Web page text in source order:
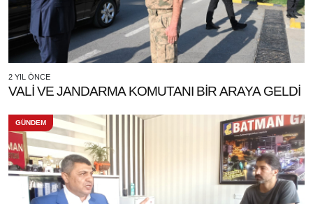
2 YIL ÖNCE
VALİ VE JANDARMA KOMUTANI BİR ARAYA GELDİ
GÜNDEM